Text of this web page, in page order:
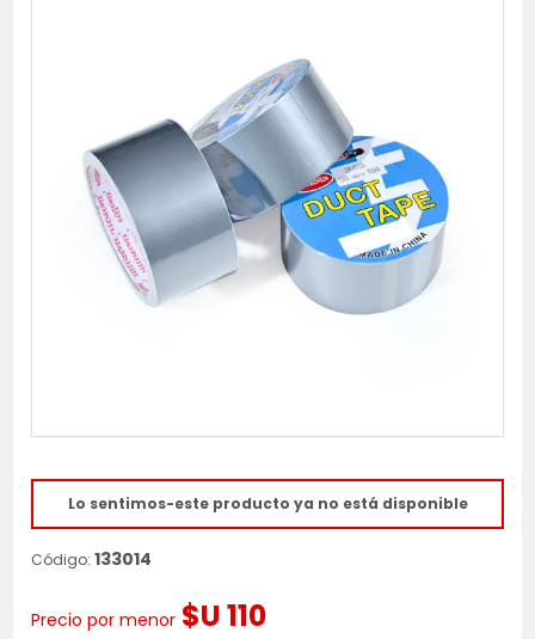
Lo sentimos-este producto ya no está disponible
Código: 133014
Precio por menor $U 110